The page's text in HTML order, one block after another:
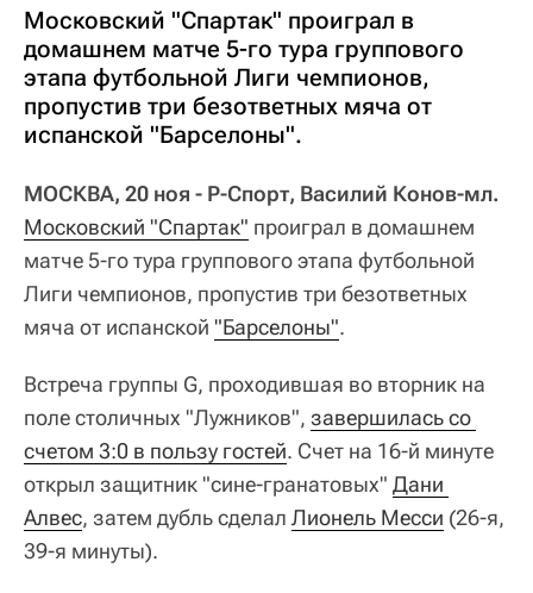
Московский "Спартак" проиграл в
домашнем матче 5-го тура группового
этапа футбольной Лиги чемпионов,
пропустив три безответных мяча от
испанской "Барселоны".
МОСКВА, 20 ноя - Р-Спорт, Василий Конов-мл.
Московский "Спартак" проиграл в домашнем
матче 5-го тура группового этапа футбольной
Лиги чемпионов, пропустив три безответных
мяча от испанской "Барселоны".
Встреча группы G, проходившая во вторник на
поле столичных "Лужников", завершилась со
счетом 3:0 в пользу гостей. Счет на 16-й минуте
открыл защитник "сине-гранатовых" Дани
Алвес, затем дубль сделал Лионель Месси (26-я,
39-я минуты).